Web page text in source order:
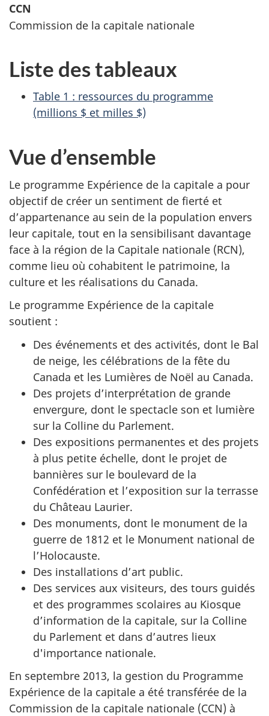
CCN
Commission de la capitale nationale
Liste des tableaux
Table 1 : ressources du programme
(millions $ et milles $)
Vue d’ensemble
Le programme Expérience de la capitale a pour
objectif de créer un sentiment de fierté et
d’appartenance au sein de la population envers
leur capitale, tout en la sensibilisant davantage
face à la région de la Capitale nationale (RCN),
comme lieu où cohabitent le patrimoine, la
culture et les réalisations du Canada.
Le programme Expérience de la capitale
soutient :
Des événements et des activités, dont le Bal
de neige, les célébrations de la fête du
Canada et les Lumières de Noël au Canada.
Des projets d’interprétation de grande
envergure, dont le spectacle son et lumière
sur la Colline du Parlement.
Des expositions permanentes et des projets
à plus petite échelle, dont le projet de
bannières sur le boulevard de la
Confédération et l’exposition sur la terrasse
du Château Laurier.
Des monuments, dont le monument de la
guerre de 1812 et le Monument national de
l’Holocauste.
Des installations d’art public.
Des services aux visiteurs, des tours guidés
et des programmes scolaires au Kiosque
d’information de la capitale, sur la Colline
du Parlement et dans d’autres lieux
d'importance nationale.
En septembre 2013, la gestion du Programme
Expérience de la capitale a été transférée de la
Commission de la capitale nationale (CCN) à